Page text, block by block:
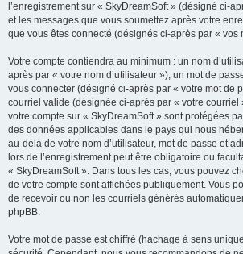
l’enregistrement sur « SkyDreamSoft » (désigné ci-
et les messages que vous soumettez après votre
que vous êtes connecté (désignés ci-après par « vos
Votre compte contiendra au minimum : un nom
après par « votre nom d’utilisateur »), un mot de
vous connecter (désigné ci-après par « votre mot de
courriel valide (désignée ci-après par « votre courriel
votre compte sur « SkyDreamSoft » sont protégées
des données applicables dans le pays qui nous
au-delà de votre nom d’utilisateur, mot de passe et
lors de l’enregistrement peut être obligatoire ou
« SkyDreamSoft ». Dans tous les cas, vous pouvez
de votre compte sont affichées publiquement. Vous
de recevoir ou non les courriels générés
phpBB.
Votre mot de passe est chiffré (hachage à sens